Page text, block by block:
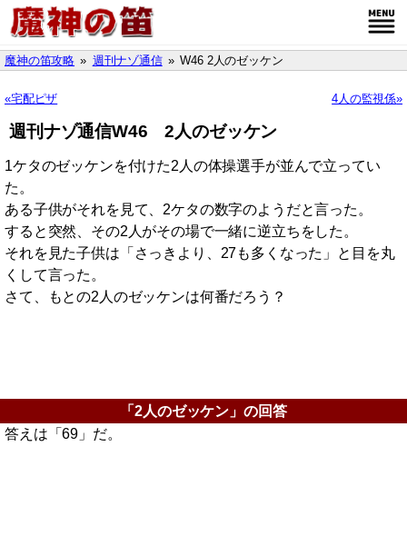
魔神の笛攻略 週刊ナゾ通信 W46 2人のゼッケン
宅配ピザ 4人の監視係
週刊ナゾ通信W46 2人のゼッケン
1ケタのゼッケンを付けた2人の体操選手が並んで立ってい
た。
ある子供がそれを見て、2ケタの数字のようだと言った。
すると突然、その2人がその場で一緒に逆立ちをした。
それを見た子供は「さっきより、27も多くなった」と目を丸
くして言った。
さて、もとの2人のゼッケンは何番だろう？
「2人のゼッケン」の回答
答えは「69」だ。